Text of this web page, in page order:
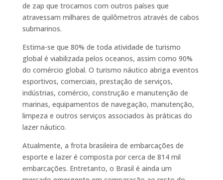
de zap que trocamos com outros países que
atravessam milhares de quilômetros através de cabos
submarinos.
Estima-se que 80% de toda atividade de turismo
global é viabilizada pelos oceanos, assim como 90%
do comércio global. O turismo náutico abriga eventos
esportivos, comerciais, prestação de serviços,
indústrias, comércio, construção e manutenção de
marinas, equipamentos de navegação, manutenção,
limpeza e outros serviços associados às práticas do
lazer náutico.
Atualmente, a frota brasileira de embarcações de
esporte e lazer é composta por cerca de 814 mil
embarcações. Entretanto, o Brasil é ainda um